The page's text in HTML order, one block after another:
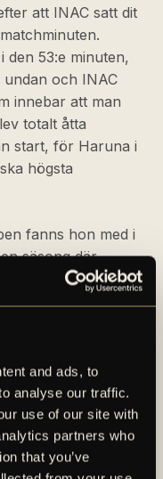
and ads, to
analyse our traffic.
use of our site with
partners who
that you’ve
att INAC satt dit
den 53:e minuten,
och INAC
innebar att man
totalt åtta
start, för Haruna i
högsta
fanns hon med i
säsong där
tionde plats i
att man
ett avtal som
Debuten kom
GIK kom på
fanns med i
minuter i